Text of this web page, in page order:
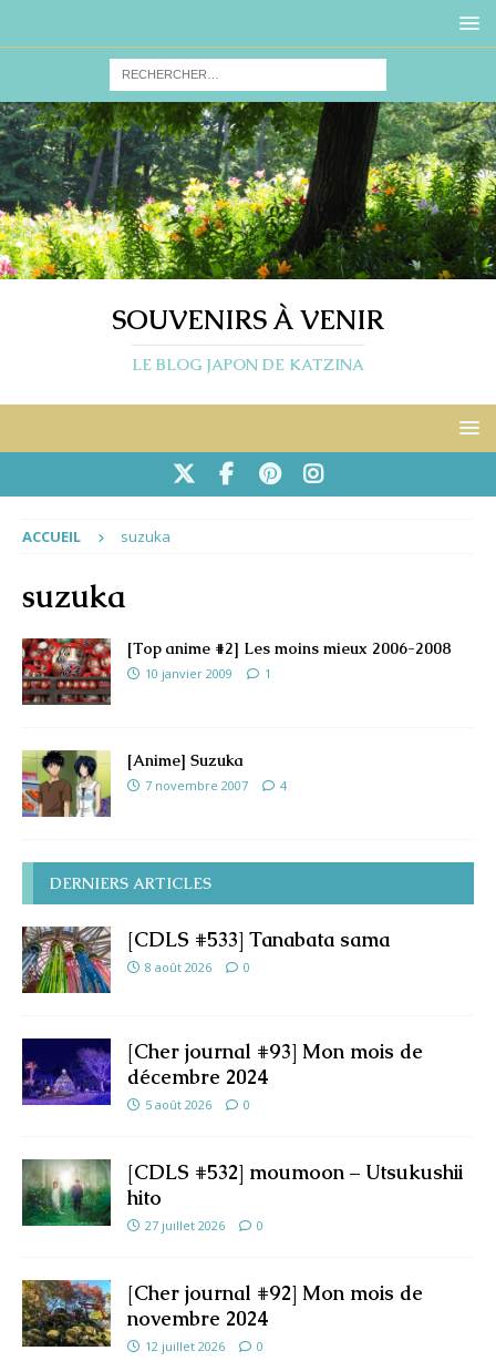
SOUVENIRS À VENIR
LE BLOG JAPON DE KATZINA
ACCUEIL suzuka
suzuka
[Top anime #2] Les moins mieux 2006-2008
10 janvier 2009 1
[Anime] Suzuka
7 novembre 2007 4
DERNIERS ARTICLES
[CDLS #533] Tanabata sama
8 août 2026 0
[Cher journal #93] Mon mois de
décembre 2024
5 août 2026 0
[CDLS #532] moumoon – Utsukushii
hito
27 juillet 2026 0
[Cher journal #92] Mon mois de
novembre 2024
12 juillet 2026 0